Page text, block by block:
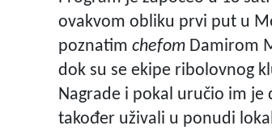
ovakvom obliku prvi put u
poznatim chefom Damirom
dok su se ekipe ribolovnog
Nagrade i pokal uručio im je
također uživali u ponudi